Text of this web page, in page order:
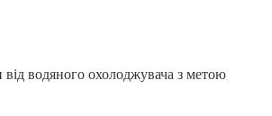
водяного охолоджувача з метою